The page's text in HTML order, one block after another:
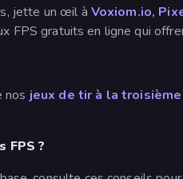
jette un œil à Voxiom.io,
FPS gratuits en ligne qui
nos jeux de tir à la
FPS ?